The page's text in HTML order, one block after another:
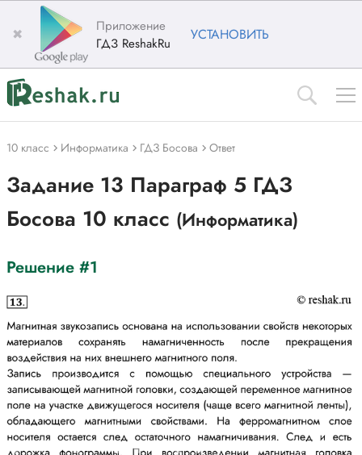
✖
Приложение
ГДЗ ReshakRu
УСТАНОВИТЬ
10 класс Информатика ГДЗ Босова Ответ
Задание 13 Параграф 5 ГДЗ
Босова 10 класс (Информатика)
Решение #1